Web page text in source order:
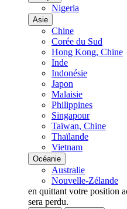
Nigeria
Asie
Chine
Corée du Sud
Hong Kong, Chine
Inde
Indonésie
Japon
Malaisie
Philippines
Singapour
Taïwan, Chine
Thaïlande
Vietnam
Océanie
Australie
Nouvelle-Zélande
en quittant votre position
sera perdu.